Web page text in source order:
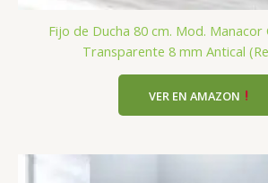
Fijo de Ducha 80 cm. Mod.
Transparente 8 mm Antical
VER EN AMAZON